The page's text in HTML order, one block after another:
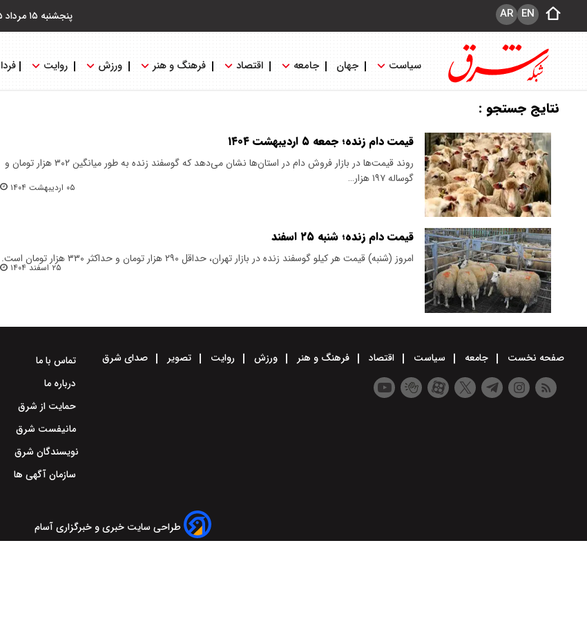
پنجشنبه ۱۵ مرداد ۱۴۰۵ EN
AR
سیاست جهان جامعه اقتصاد فرهنگ و هنر ورزش روایت فردا
نتایج جستجو :
قیمت دام زنده؛ جمعه ۵ اردیبهشت ۱۴۰۴
روند قیمت‌ها در بازار فروش دام در استان‌ها نشان می‌دهد که گوسفند زنده به طور میانگین ۳۰۲ هزار تومان و
گوساله ۱۹۷ هزار…
۰۵ اردیبهشت ۱۴۰۴
قیمت دام زنده؛ شنبه ۲۵ اسفند
امروز (شنبه) قیمت هر کیلو گوسفند زنده در بازار تهران، حداقل ۲۹۰ هزار تومان و حداکثر ۳۳۰ هزار تومان است.
۲۵ اسفند ۱۴۰۴
صفحه نخست جامعه سیاست اقتصاد فرهنگ و هنر ورزش روایت تصویر صدای شرق
تماس با ما
درباره ما
حمایت از شرق
مانیفست شرق
نویسندگان شرق
سازمان آگهی ها
طراحی سایت خبری و خبرگزاری آسام